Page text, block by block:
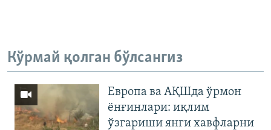
Кўрмай қолган бўлсангиз
Европа ва АҚШда ўрмон
ёнғинлари: иқлим
ўзгариши янги хавфларни